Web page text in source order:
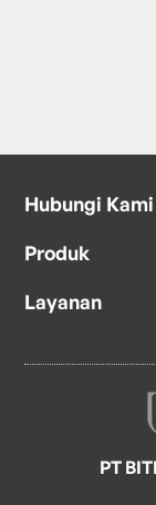
Hubungi Kami
Produk
Layanan
PT